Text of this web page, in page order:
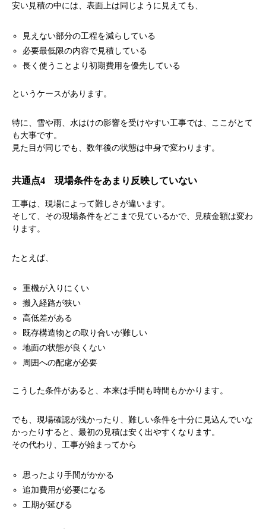
安い見積の中には、表面上は同じように見えても、
見えない部分の工程を減らしている
必要最低限の内容で見積している
長く使うことより初期費用を優先している
というケースがあります。
特に、雪や雨、水はけの影響を受けやすい工事では、ここがとて
も大事です。
見た目が同じでも、数年後の状態は中身で変わります。
共通点4 現場条件をあまり反映していない
工事は、現場によって難しさが違います。
そして、その現場条件をどこまで見ているかで、見積金額は変わ
ります。
たとえば、
重機が入りにくい
搬入経路が狭い
高低差がある
既存構造物との取り合いが難しい
地面の状態が良くない
周囲への配慮が必要
こうした条件があると、本来は手間も時間もかかります。
でも、現場確認が浅かったり、難しい条件を十分に見込んでいな
かったりすると、最初の見積は安く出やすくなります。
その代わり、工事が始まってから
思ったより手間がかかる
追加費用が必要になる
工期が延びる